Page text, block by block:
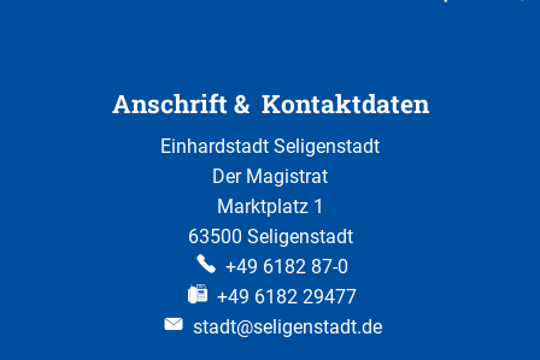
Anschrift & Kontaktdaten
Einhardstadt Seligenstadt
Der Magistrat
Marktplatz 1
63500 Seligenstadt
+49 6182 87-0
+49 6182 29477
stadt@seligenstadt.de